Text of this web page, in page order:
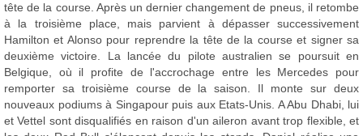
tête de la course. Après un dernier changement de pneus, il retombe
à la troisième place, mais parvient à dépasser successivement
Hamilton et Alonso pour reprendre la tête de la course et signer sa
deuxième victoire. La lancée du pilote australien se poursuit en
Belgique, où il profite de l'accrochage entre les Mercedes pour
remporter sa troisième course de la saison. Il monte sur deux
nouveaux podiums à Singapour puis aux Etats-Unis. A Abu Dhabi, lui
et Vettel sont disqualifiés en raison d'un aileron avant trop flexible, et